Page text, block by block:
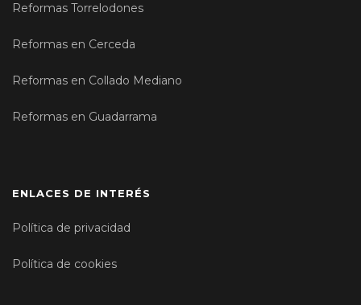
Reformas Torrelodones
Reformas en Cerceda
Reformas en Collado Mediano
Reformas en Guadarrama
ENLACES DE INTERÉS
Política de privacidad
Política de cookies